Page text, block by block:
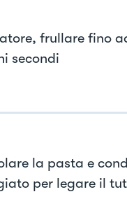
frullare fino
secondi
la pasta e
per legare il